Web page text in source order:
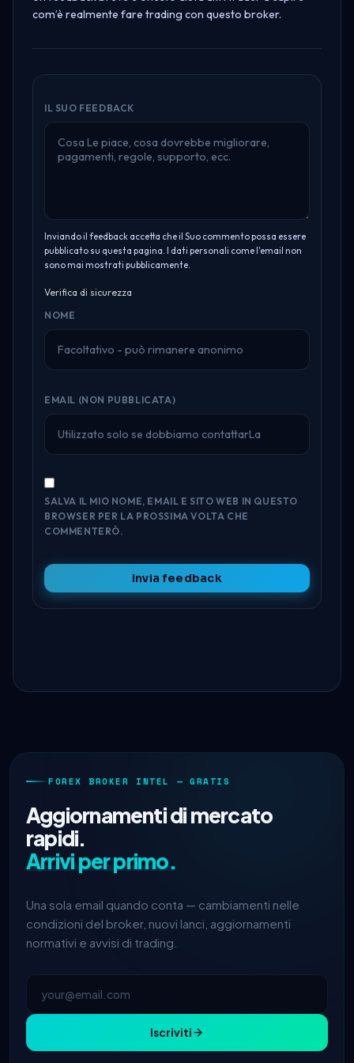
com’è realmente fare trading con questo broker.
IL SUO FEEDBACK
Inviando il feedback accetta che il Suo commento possa essere
pubblicato su questa pagina. I dati personali come l'email non
sono mai mostrati pubblicamente.
Verifica di sicurezza
NOME
EMAIL (NON PUBBLICATA)
SALVA IL MIO NOME, EMAIL E SITO WEB IN QUESTO
BROWSER PER LA PROSSIMA VOLTA CHE
COMMENTERÒ.
Invia feedback
FOREX BROKER INTEL — GRATIS
Aggiornamenti di mercato
rapidi.
Arrivi per primo.
Una sola email quando conta — cambiamenti nelle
condizioni del broker, nuovi lanci, aggiornamenti
normativi e avvisi di trading.
Iscriviti